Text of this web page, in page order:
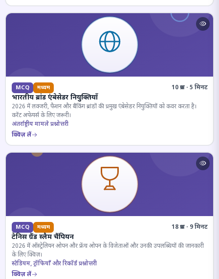
MCQ मध्यम 10 प्रश्न · 5 मिनट
भारतीय ब्रांड एंबेसेडर नियुक्तियाँ
2026 में लक्जरी, फैशन और बैंकिंग ब्रांडों की प्रमुख एंबेसेडर नियुक्तियों को कवर करता है।
करेंट अफेयर्स के लिए जरूरी।
अंतर्राष्ट्रीय मामले प्रश्नोत्तरी
क्विज़ लें
MCQ मध्यम 18 प्रश्न · 9 मिनट
टेनिस ग्रैंड स्लैम चैंपियन
2026 में ऑस्ट्रेलियन ओपन और फ्रेंच ओपन के विजेताओं और उनकी उपलब्धियों की जानकारी
के लिए क्विज़।
स्टेडियम, ट्रॉफियाँ और रिकॉर्ड प्रश्नोत्तरी
क्विज़ लें